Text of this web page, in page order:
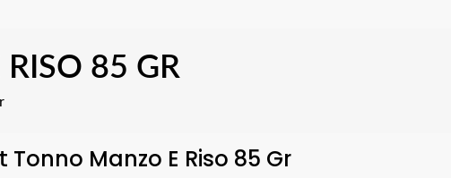
85 GR
Tonno Manzo E Riso 85 Gr